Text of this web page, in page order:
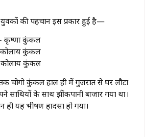
की पहचान इस प्रकार हुई है—
कृष्णा कुंकल
कोलाय कुंकल
कोलाय कुंकल
चोगो कुंकल हाल ही में गुजरात से घर लौटा
साथियों के साथ झींकपानी बाजार गया था।
ही यह भीषण हादसा हो गया।